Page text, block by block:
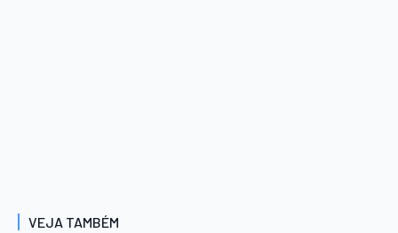
VEJA TAMBÉM